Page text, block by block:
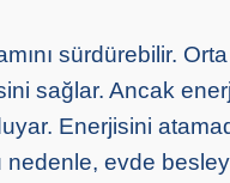
sürdürebilir.
sağlar. Ancak
Enerjisini
nedenle, evde